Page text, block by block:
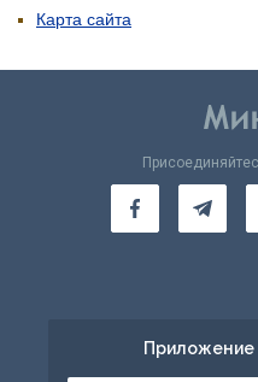
Карта сайта